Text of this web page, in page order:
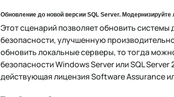
Обновление до новой версии SQL Server.
Этот сценарий позволяет обновить
безопасности, улучшенную
обновить локальные серверы, то тогда
безопасности Windows Server или SQL
действующая лицензия Software Assurance